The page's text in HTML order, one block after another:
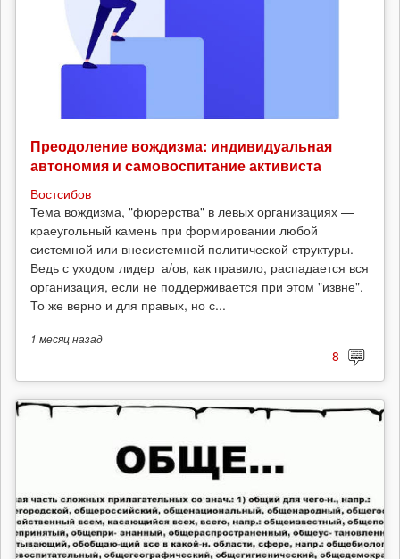
Преодоление вождизма: индивидуальная
автономия и самовоспитание активиста
Востсибов
Тема вождизма, "фюрерства" в левых организациях —
краеугольный камень при формировании любой
системной или внесистемной политической структуры.
Ведь с уходом лидер_а/ов, как правило, распадается вся
организация, если не поддерживается при этом "извне".
То же верно и для правых, но с...
1 месяцназад
8